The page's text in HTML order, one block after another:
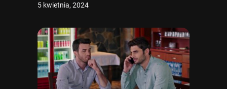
5 kwietnia, 2024